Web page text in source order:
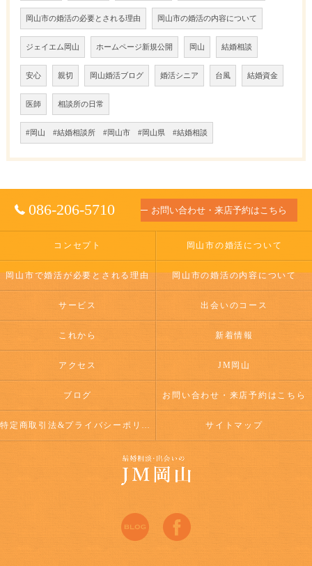
岡山市の婚活の必要とされる理由 岡山市の婚活の内容について
ジェイエム岡山 ホームページ新規公開 岡山 結婚相談
安心 親切 岡山婚活ブログ 婚活シニア 台風 結婚資金
医師 相談所の日常
#岡山 #結婚相談所 #岡山市 #岡山県 #結婚相談
086-206-5710 お問い合わせ・来店予約はこちら
コンセプト 岡山市の婚活について
岡山市で婚活が必要とされる理由 岡山市の婚活の内容について
サービス 出会いのコース
これから 新着情報
アクセス JM岡山
ブログ お問い合わせ・来店予約はこちら
特定商取引法&プライバシーポリシー サイトマップ